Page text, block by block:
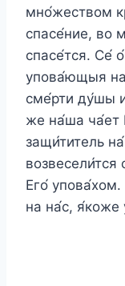
мно́жеством
спасе́ние, во
спасе́тся. Се́
упова́ющыя на
сме́рти ду́шы
же на́ша ча́ет
защи́титель
Его́
на на́с, я́коже